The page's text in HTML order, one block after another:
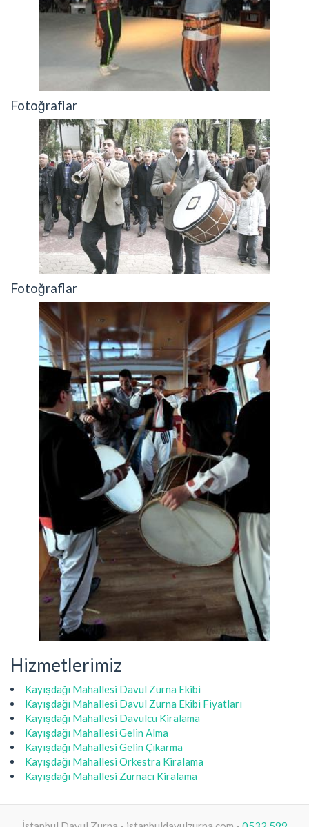
Fotoğraflar
Fotoğraflar
Hizmetlerimiz
Kayışdağı Mahallesi Davul Zurna Ekibi
Kayışdağı Mahallesi Davul Zurna Ekibi Fiyatları
Kayışdağı Mahallesi Davulcu Kiralama
Kayışdağı Mahallesi Gelin Alma
Kayışdağı Mahallesi Gelin Çıkarma
Kayışdağı Mahallesi Orkestra Kiralama
Kayışdağı Mahallesi Zurnacı Kiralama